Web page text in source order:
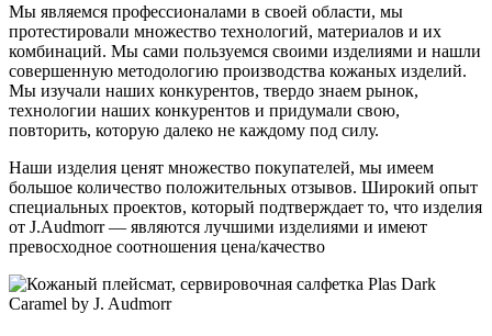
Мы являемся профессионалами в своей области, мы
протестировали множество технологий, материалов и их
комбинаций. Мы сами пользуемся своими изделиями и нашли
совершенную методологию производства кожаных изделий.
Мы изучали наших конкурентов, твердо знаем рынок,
технологии наших конкурентов и придумали свою,
повторить, которую далеко не каждому под силу.
Наши изделия ценят множество покупателей, мы имеем
большое количество положительных отзывов. Широкий опыт
специальных проектов, который подтверждает то, что изделия
от J.Audmorr — являются лучшими изделиями и имеют
превосходное соотношения цена/качество